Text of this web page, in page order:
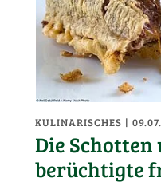
KULINARISCHES |
Die Schotten
berüchtigte